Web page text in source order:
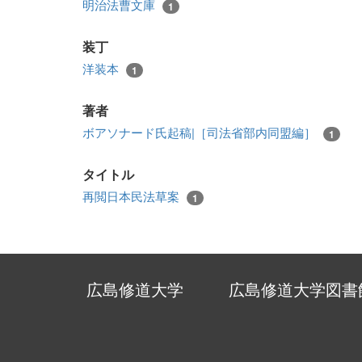
明治法曹文庫 1
装丁
洋装本 1
著者
ボアソナード氏起稿|［司法省部内同盟編］ 1
タイトル
再閲日本民法草案 1
広島修道大学 広島修道大学図